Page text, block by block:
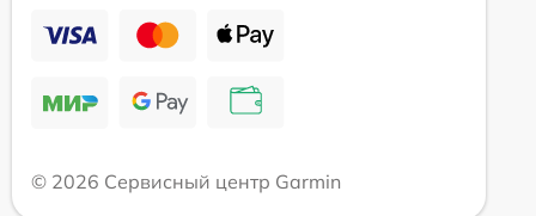
© 2026 Сервисный центр Garmin